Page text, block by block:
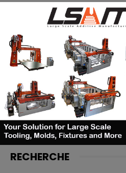
Le bon
fabricants
lancer, et
doivent
Cavan
toutes
football
RECHERCHE